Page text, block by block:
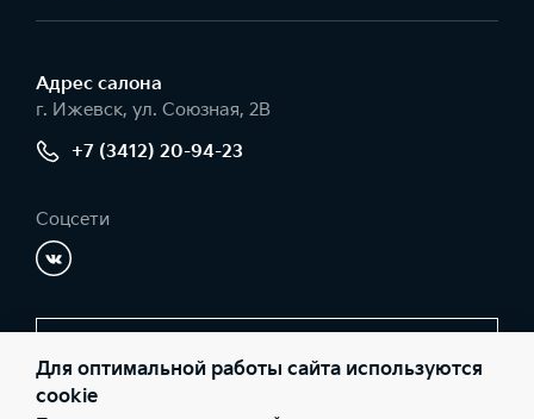
Адрес салонa
г. Ижевск, ул. Союзная, 2В
+7 (3412) 20-94-23
Соцсети
Для оптимальной работы сайта используются
cookie